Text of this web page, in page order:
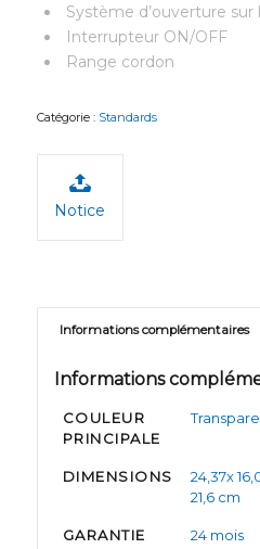
Système d’ouverture sur
Interrupteur ON/OFF
Range cordon
Catégorie : Standards
Notice
Informations complémentaires
Informations
COULEUR
PRINCIPALE
DIMENSIONS 24,37x
21,6 cm
GARANTIE 24 mois